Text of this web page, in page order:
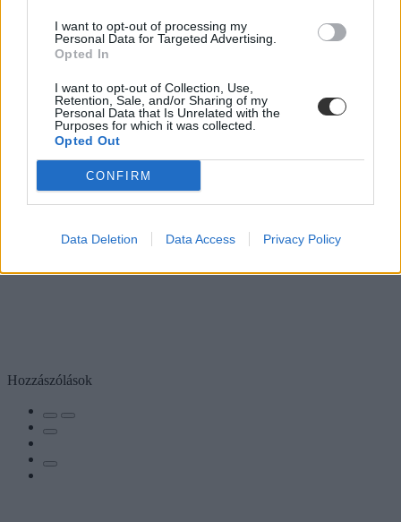
I want to opt-out of processing my
Personal Data for Targeted Advertising.
Opted In
I want to opt-out of Collection, Use,
Retention, Sale, and/or Sharing of my
Personal Data that Is Unrelated with the
Purposes for which it was collected.
Opted Out
CONFIRM
Data Deletion Data Access Privacy Policy
Hozzászólások